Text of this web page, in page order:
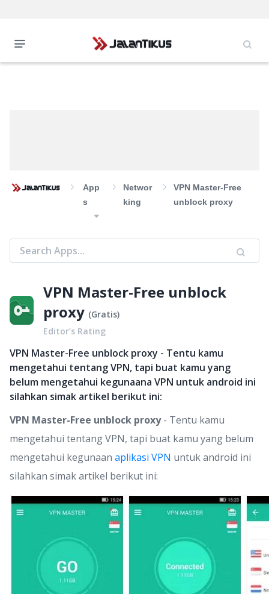
App
S
Networ
King
VPN Master-Free
unblock proxy
VPN Master-Free unblock
proxy (Gratis)
Editor’s Rating
VPN Master-Free unblock proxy - Tentu kamu
mengetahui tentang VPN, tapi buat kamu yang
belum mengetahui kegunaana VPN untuk android ini
silahkan simak artikel berikut ini:
VPN Master-Free unblock proxy- Tentu kamu
mengetahui tentang VPN, tapi buat kamu yang belum
mengetahui kegunaan aplikasi VPN untuk android ini
silahkan simak artikel berikut ini: